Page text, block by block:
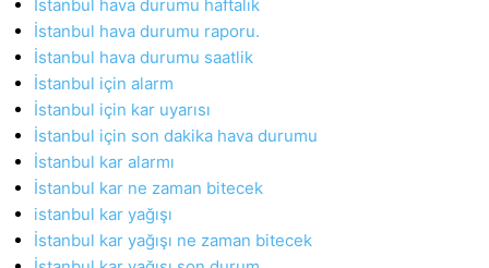
İstanbul hava durumu haftalık
İstanbul hava durumu raporu.
İstanbul hava durumu saatlik
İstanbul için alarm
İstanbul için kar uyarısı
İstanbul için son dakika hava durumu
İstanbul kar alarmı
İstanbul kar ne zaman bitecek
istanbul kar yağışı
İstanbul kar yağışı ne zaman bitecek